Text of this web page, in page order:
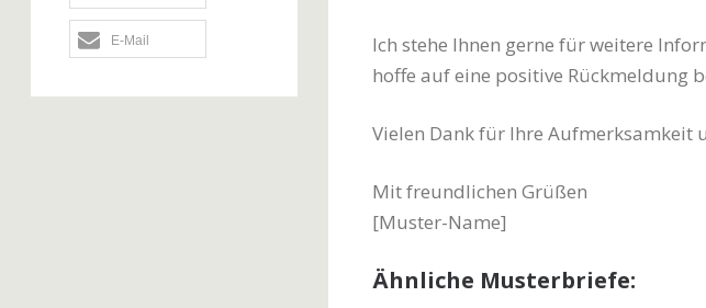
E-Mail
Ich stehe Ihnen gerne für weitere
hoffe auf eine positive Rückmeldung
Vielen Dank für Ihre Aufmerksamkeit
Mit freundlichen Grüßen
[Muster-Name]
Ähnliche Musterbriefe: